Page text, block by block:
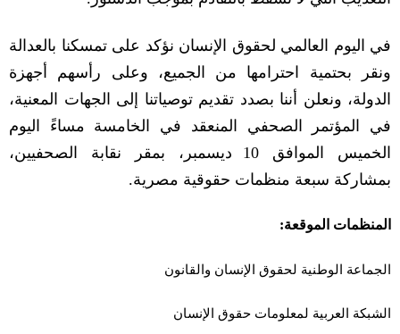
في اليوم العالمي لحقوق الإنسان نؤكد على تمسكنا بالعدالة
ونقر بحتمية احترامها من الجميع، وعلى رأسهم أجهزة
الدولة، ونعلن أننا بصدد تقديم توصياتنا إلى الجهات المعنية،
في المؤتمر الصحفي المنعقد في الخامسة مساءً اليوم
الخميس الموافق
10
ديسمبر، بمقر نقابة الصحفيين،
بمشاركة سبعة منظمات حقوقية مصرية.
المنظمات الموقعة:
الجماعة الوطنية لحقوق الإنسان والقانون
الشبكة العربية لمعلومات حقوق الإنسان